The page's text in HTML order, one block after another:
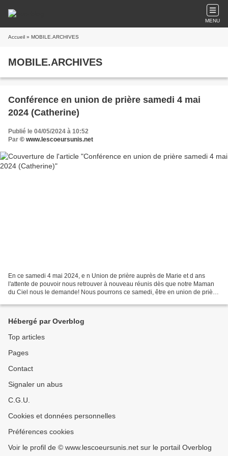
MENU
Accueil » MOBILE.ARCHIVES
MOBILE.ARCHIVES
Conférence en union de prière samedi 4 mai
2024 (Catherine)
Publié le 04/05/2024 à 10:52
Par © www.lescoeursunis.net
En ce samedi 4 mai 2024, e n Union de prière auprès de Marie et d ans
l'attente de pouvoir nous retrouver à nouveau réunis dès que notre Maman
du Ciel nous le demande! Nous pourrons ce samedi, être en union de prière
Hébergé par Overblog
Top articles
Pages
Contact
Signaler un abus
C.G.U.
Cookies et données personnelles
Préférences cookies
Voir le profil de © www.lescoeursunis.net sur le portail Overblog